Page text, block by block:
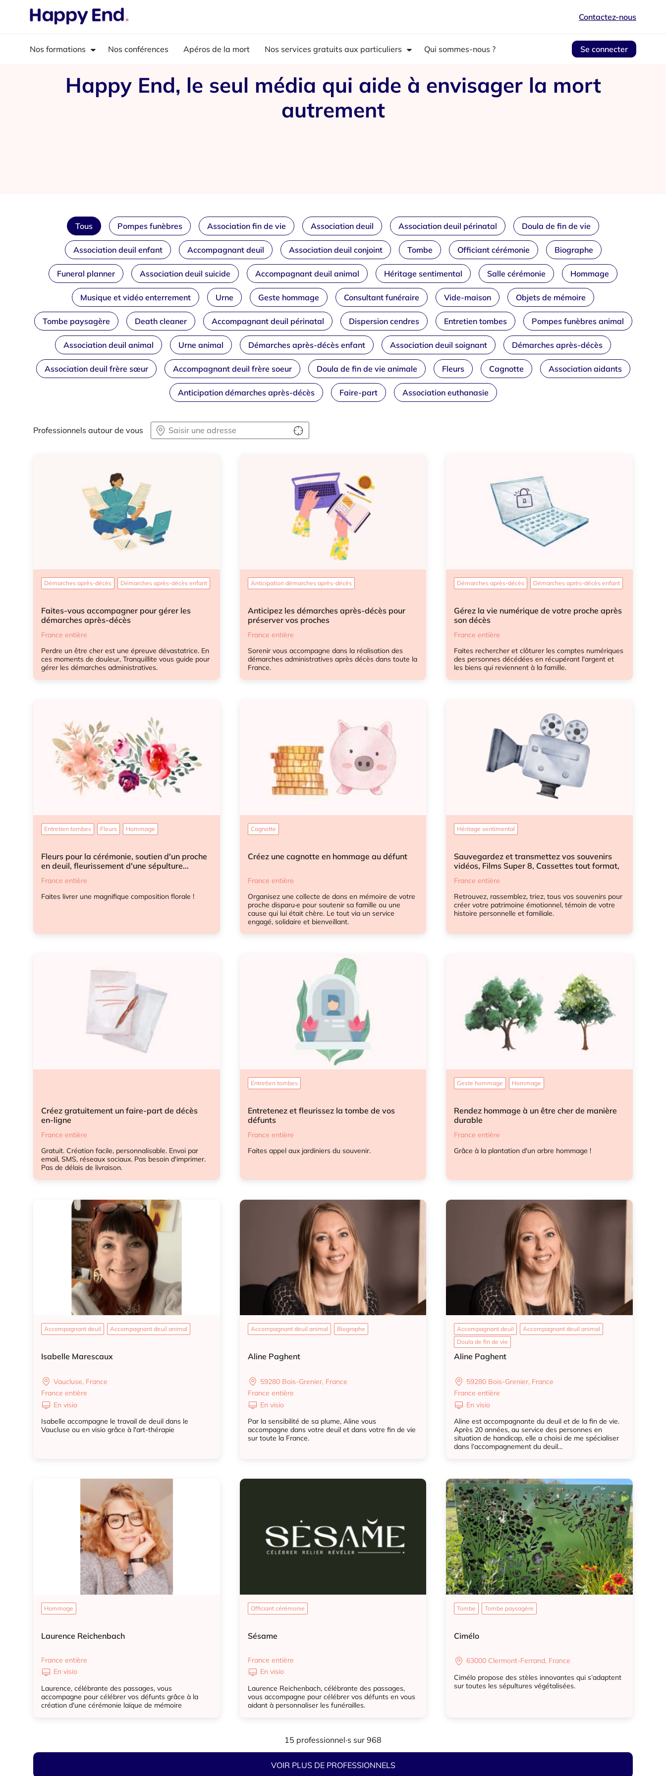
Contactez-nous
Nos formations Nos conférences Apéros de la mort Nos services gratuits aux particuliers Qui sommes-nous ? Se connecter
Happy End, le seul média qui aide à envisager la mort
autrement
Tous Pompes funèbres Association fin de vie Association deuil Association deuil périnatal Doula de fin de vie
Association deuil enfant Accompagnant deuil Association deuil conjoint Tombe Officiant cérémonie Biographe
Funeral planner Association deuil suicide Accompagnant deuil animal Héritage sentimental Salle cérémonie Hommage
Musique et vidéo enterrement Urne Geste hommage Consultant funéraire Vide-maison Objets de mémoire
Tombe paysagère Death cleaner Accompagnant deuil périnatal Dispersion cendres Entretien tombes Pompes funèbres animal
Association deuil animal Urne animal Démarches après-décès enfant Association deuil soignant Démarches après-décès
Association deuil frère sœur Accompagnant deuil frère soeur Doula de fin de vie animale Fleurs Cagnotte Association aidants
Anticipation démarches après-décès Faire-part Association euthanasie
Professionnels autour de vous
Démarches après-décès Démarches après-décès enfant
Faites-vous accompagner pour gérer les
démarches après-décès
France entière
Perdre un être cher est une épreuve dévastatrice. En
ces moments de douleur, Tranquillite vous guide pour
gérer les démarches administratives.
Anticipation démarches après-décès
Anticipez les démarches après-décès pour
préserver vos proches
France entière
Sorenir vous accompagne dans la réalisation des
démarches administratives après décès dans toute la
France.
Démarches après-décès Démarches après-décès enfant
Gérez la vie numérique de votre proche après
son décès
France entière
Faites rechercher et clôturer les comptes numériques
des personnes décédées en récupérant l'argent et
les biens qui reviennent à la famille.
Entretien tombes Fleurs Hommage
Fleurs pour la cérémonie, soutien d'un proche
en deuil, fleurissement d'une sépulture...
France entière
Faites livrer une magnifique composition florale !
Cagnotte
Créez une cagnotte en hommage au défunt
France entière
Organisez une collecte de dons en mémoire de votre
proche disparu·e pour soutenir sa famille ou une
cause qui lui était chère. Le tout via un service
engagé, solidaire et bienveillant.
Héritage sentimental
Sauvegardez et transmettez vos souvenirs
vidéos, Films Super 8, Cassettes tout format,
Diapositives...
France entière
Retrouvez, rassemblez, triez, tous vos souvenirs pour
créer votre patrimoine émotionnel, témoin de votre
histoire personnelle et familiale.
Créez gratuitement un faire-part de décès
en-ligne
France entière
Gratuit. Création facile, personnalisable. Envoi par
email, SMS, réseaux sociaux. Pas besoin d'imprimer.
Pas de délais de livraison.
Entretien tombes
Entretenez et fleurissez la tombe de vos
défunts
France entière
Faites appel aux jardiniers du souvenir.
Geste hommage Hommage
Rendez hommage à un être cher de manière
durable
France entière
Grâce à la plantation d'un arbre hommage !
Accompagnant deuil Accompagnant deuil animal
Isabelle Marescaux
Vaucluse, France
France entière
En visio
Isabelle accompagne le travail de deuil dans le
Vaucluse ou en visio grâce à l'art-thérapie
Accompagnant deuil animal Biographe
Aline Paghent
59280 Bois-Grenier, France
France entière
En visio
Par la sensibilité de sa plume, Aline vous
accompagne dans votre deuil et dans votre fin de vie
sur toute la France.
Accompagnant deuil
Accompagnant deuil animal
Doula de fin de vie
Aline Paghent
59280 Bois-Grenier, France
France entière
En visio
Aline est accompagnante du deuil et de la fin de vie.
Après 20 années, au service des personnes en
situation de handicap, elle a choisi de me spécialiser
dans l’accompagnement du deuil…
Doula de fin de vie
Hommage
Laurence Reichenbach
France entière
En visio
Laurence, célébrante des passages, vous
accompagne pour célébrer vos défunts grâce à la
création d'une cérémonie laïque de mémoire
Officiant cérémonie
Sésame
France entière
En visio
Laurence Reichenbach, célébrante des passages,
vous accompagne pour célébrer vos défunts en vous
aidant à personnaliser les funérailles.
Tombe Tombe paysagère
Cimélo
63000 Clermont-Ferrand, France
Cimélo propose des stèles innovantes qui s’adaptent
sur toutes les sépultures végétalisées.
15 professionnel·s sur 968
VOIR PLUS DE PROFESSIONNELS